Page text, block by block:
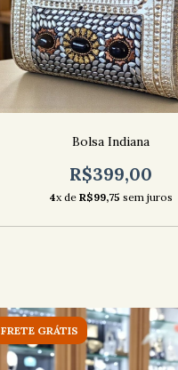
Bolsa Indiana
R$399,00
4x de R$99,75 sem juros
FRETE GRÁTIS